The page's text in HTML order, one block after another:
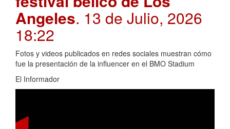
Angeles. 13 de Julio, 2026
18:22
Fotos y videos publicados en redes sociales muestran cómo
fue la presentación de la influencer en el BMO Stadium
El Informador